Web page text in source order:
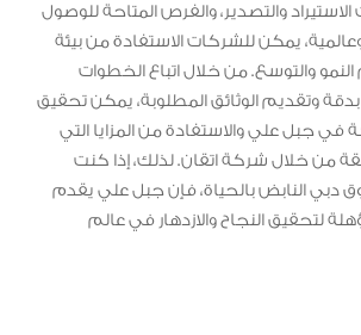
الاستيراد والتصدير، والفرص المتاحة للوصول
يمكن للشركات الاستفادة من بيئة
والتوسع. من خلال اتباع الخطوات
بدقة وتقديم الوثائق المطلوبة، يمكن تحقيق
جبل علي والاستفادة من المزايا التي
من خلال شركة اتقان. لذلك، إذا كنت
النابض بالحياة، فإن جبل علي يقدم
لتحقيق النجاح والازدهار في عالم